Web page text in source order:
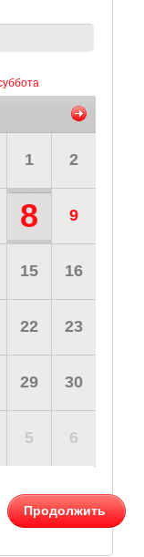
1 2
8 9
15 16
22 23
29 30
5 6
Продолжить